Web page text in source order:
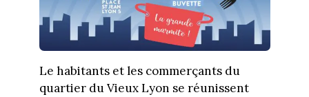
Le habitants et les commerçants du
quartier du Vieux Lyon se réunissent